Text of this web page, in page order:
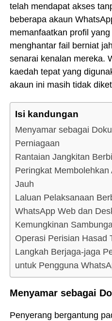
telah mendapat akses
beberapa akaun
memanfaatkan profil
menghantar fail berniat
senarai kenalan mereka.
kaedah tepat yang
akaun ini masih tidak
Isi kandungan
Menyamar sebagai
Perniagaan
Rantaian Jangkitan
Peringkat Membolehkan
Jauh
Laluan Pelaksanaan
WhatsApp Web dan
Kemungkinan
Operasi Perisian Hasad
Langkah Berjaga-jaga
untuk Pengguna
Menyamar sebagai
Penyerang bergantung